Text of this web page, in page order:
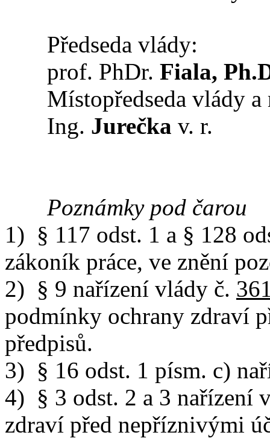
Předseda vlády:
prof. PhDr. Fiala,
Místopředseda vlády a
Ing. Jurečka v. r.
Poznámky pod čarou
1) § 117 odst. 1 a § 128
zákoník práce, ve znění
2) § 9 nařízení vlády č.
podmínky ochrany zdraví
předpisů.
3) § 16 odst. 1 písm. c)
4) § 3 odst. 2 a 3 nařízení
zdraví před nepříznivými